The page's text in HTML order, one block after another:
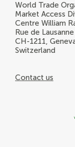
World Trade
Market Access
Centre William
Rue de
CH-1211,
Switzerland
Contact us